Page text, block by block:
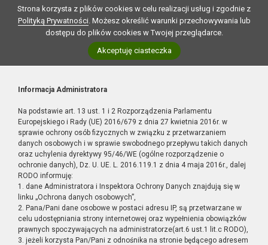
Strona korzysta z plików cookies w celu realizacji usług i zgodnie z
Polityką Prywatności. Możesz określić warunki przechowywania lub
dostępu do plików cookies w Twojej przeglądarce.
Akceptuję ciasteczka
Informacja Administratora
Na podstawie art. 13 ust. 1 i 2 Rozporządzenia Parlamentu
Europejskiego i Rady (UE) 2016/679 z dnia 27 kwietnia 2016r. w
sprawie ochrony osób fizycznych w związku z przetwarzaniem
danych osobowych i w sprawie swobodnego przepływu takich danych
oraz uchylenia dyrektywy 95/46/WE (ogólne rozporządzenie o
ochronie danych), Dz. U. UE. L. 2016.119.1 z dnia 4 maja 2016r., dalej
RODO informuję:
1. dane Administratora i Inspektora Ochrony Danych znajdują się w
linku „Ochrona danych osobowych”,
2. Pana/Pani dane osobowe w postaci adresu IP, są przetwarzane w
celu udostępniania strony internetowej oraz wypełnienia obowiązków
prawnych spoczywających na administratorze(art.6 ust.1 lit.c RODO),
3. jeżeli korzysta Pan/Pani z odnośnika na stronie będącego adresem